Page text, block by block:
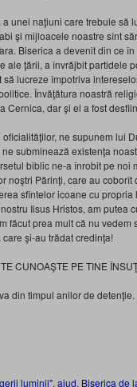
unei naţiuni care trebuie să
şi mijloacele noastre sînt
Biserica a devenit din ce
ale ţării, a învrăjbit partidele
lucreze împotriva
Învăţătura noastră
dar şi el a fost
ne supunem lui
subminează existenţa
biblic ne-a înrobit pe noi
noştri Părinţi, care au
sfintelor icoane cu propria
Iisus Hristos, am putea
făcut prea mult că nu
şi-au trădat credinţa!
CUNOAŞTE PE TINE
din timpul anilor de detenţie.
luminii", aiud, Biserica de